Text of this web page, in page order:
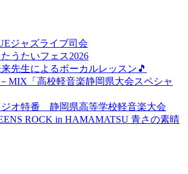
ジャズライブ司会
たうたいフェス2026
先生によるボーカルレッスン🎵
MIX「高校軽音楽静岡県大会スペシャ
ジオ特番 静岡県高等学校軽音楽大会
ROCK in HAMAMATSU 青さの素晴